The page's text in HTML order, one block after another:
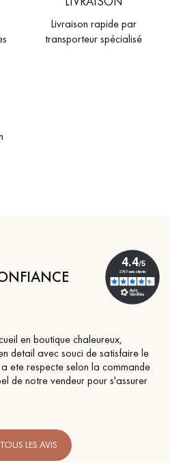
Livraison rapide par
transporteur spécialisé
le
Conseil parfait,
BEILE FRANCK
LES AVIS